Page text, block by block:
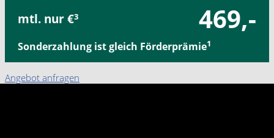
mtl. nur €3 469,-
Sonderzahlung ist gleich Förderprämie1
Angebot anfragen